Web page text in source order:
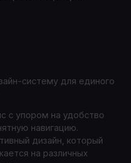
систему для единого
с упором на удобство
навигацию.
дизайн, который
на различных